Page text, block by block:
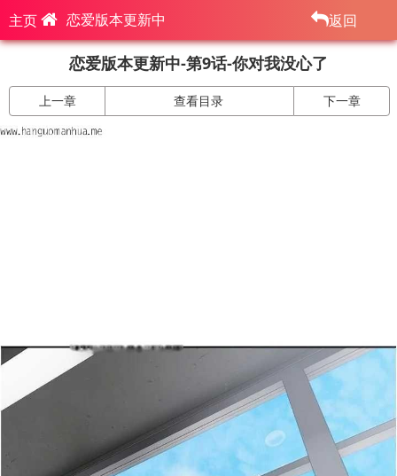
主页 恋爱版本更新中 返回
恋爱版本更新中-第9话-你对我没心了
上一章 查看目录 下一章